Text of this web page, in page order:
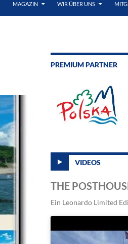
MAGAZIN WIR ÜBER UNS
PREMIUM PARTNER
VIDEOS
THE
Ein Leonardo Limited